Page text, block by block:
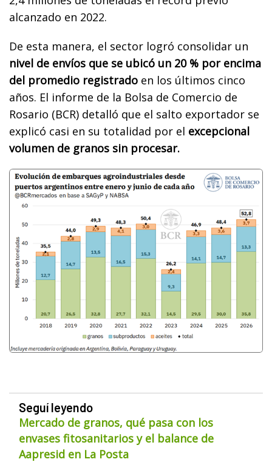
alcanzado en 2022.
De esta manera, el sector logró consolidar un
nivel de envíos que se ubicó un 20 % por encima
del promedio registrado en los últimos cinco
años. El informe de la Bolsa de Comercio de
Rosario (BCR) detalló que el salto exportador se
explicó casi en su totalidad por el excepcional
volumen de granos sin procesar.
Seguí leyendo
Mercado de granos, qué pasa con los
envases fitosanitarios y el balance de
Aapresid en La Posta